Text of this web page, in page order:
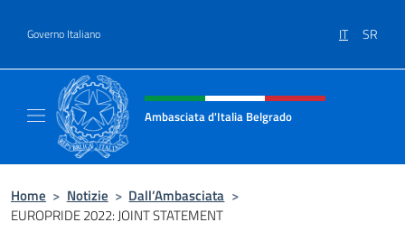
Governo Italiano IT SR
Intestazione sito, social e menù
Ambasciata d'Italia Belgrado
Home > Notizie > Dall’Ambasciata >
EUROPRIDE 2022: JOINT STATEMENT